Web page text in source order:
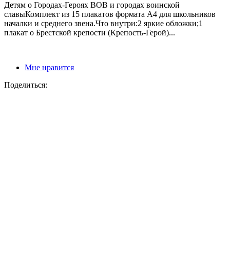
Детям о Городах-Героях ВОВ и городах воинской
славыКомплект из 15 плакатов формата А4 для школьников
началки и среднего звена.Что внутри:2 яркие обложки;1
плакат о Брестской крепости (Крепость-Герой)...
Мне нравится
Поделиться: